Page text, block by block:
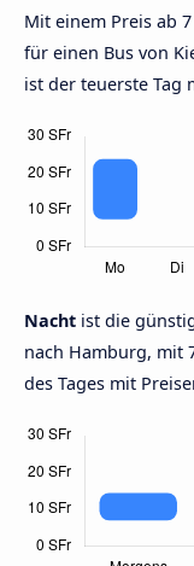
Mit einem Preis ab 7
für einen Bus von
ist der teuerste Tag
Nacht ist die
nach Hamburg, mit
des Tages mit